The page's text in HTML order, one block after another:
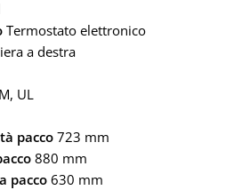
Termostato elettronico
a destra
UL
pacco 723 mm
880 mm
pacco 630 mm